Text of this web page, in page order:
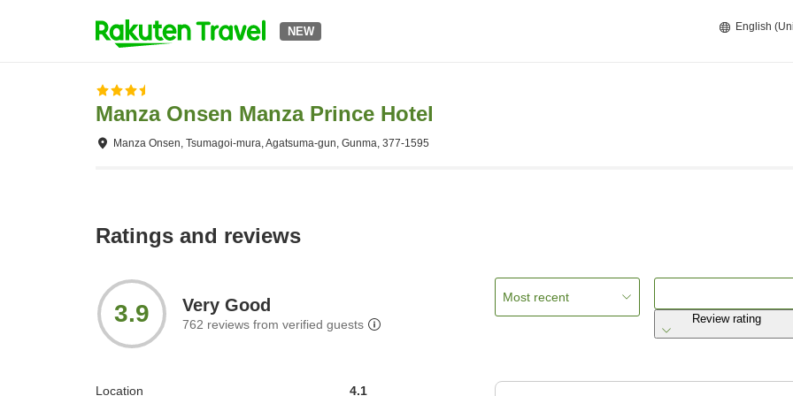
NEW English
Manza Onsen Manza Prince Hotel
Manza Onsen, Tsumagoi-mura, Agatsuma-gun, Gunma, 377-1595
Ratings and reviews
3.9 Very Good
762 reviews from verified guests
Location 4.1
Most recent
Review rating